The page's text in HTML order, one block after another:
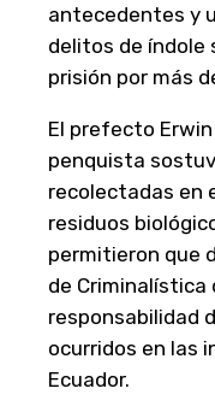
antecedentes y
delitos de índole
prisión por más
El prefecto
penquista
recolectadas en
residuos
permitieron que
de Criminalística
responsabilidad
ocurridos en las
Ecuador.